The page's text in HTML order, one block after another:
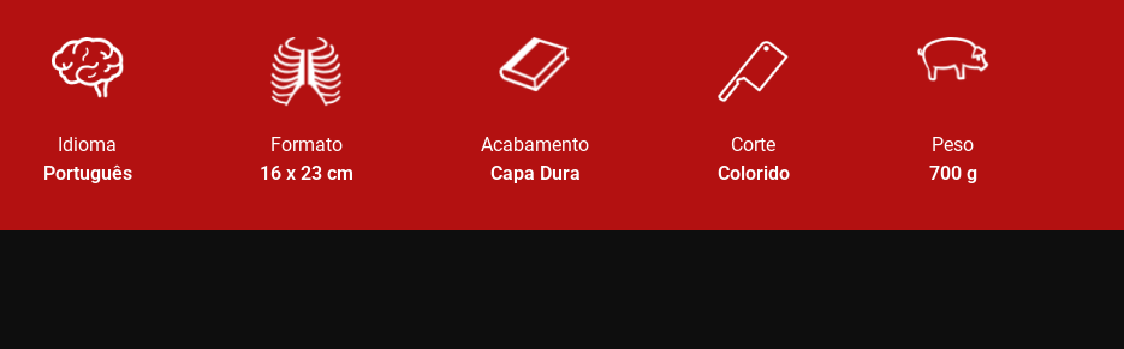
Idioma
Português
Formato
16 x 23cm
Acabamento
Capa Dura
Corte
Colorido
Peso
700g